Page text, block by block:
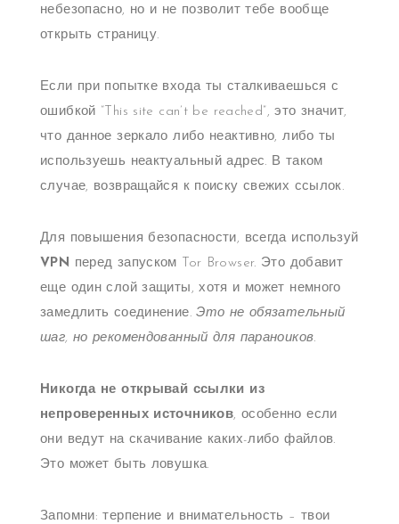
небезопасно, но и не позволит тебе вообще
открыть страницу.
Если при попытке входа ты сталкиваешься с
ошибкой “This site can’t be reached”, это значит,
что данное зеркало либо неактивно, либо ты
используешь неактуальный адрес. В таком
случае, возвращайся к поиску свежих ссылок.
Для повышения безопасности, всегда используй
VPN перед запуском Tor Browser. Это добавит
еще один слой защиты, хотя и может немного
замедлить соединение.Это не обязательный
шаг, но рекомендованный для параноиков.
Никогда не открывай ссылки из
непроверенных источников, особенно если
они ведут на скачивание каких-либо файлов.
Это может быть ловушка.
Запомни: терпение и внимательность – твои